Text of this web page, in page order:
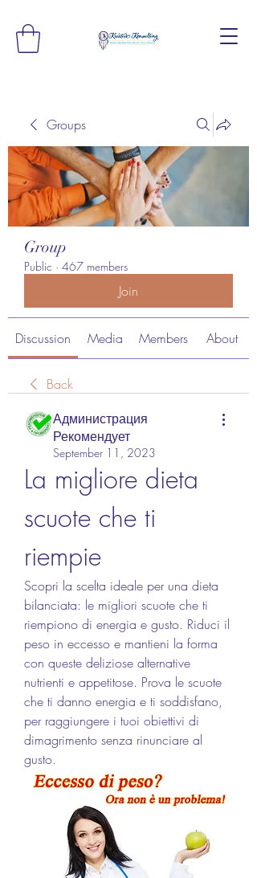
Groups
Group
Public · 467 members
Join
Discussion Media Members About
Back
Администрация
Рекомендует
September 11, 2023
La migliore dieta
scuote che ti
riempie
Scopri la scelta ideale per una dieta
bilanciata: le migliori scuote che ti
riempiono di energia e gusto. Riduci il
peso in eccesso e mantieni la forma
con queste deliziose alternative
nutrienti e appetitose. Prova le scuote
che ti danno energia e ti soddisfano,
per raggiungere i tuoi obiettivi di
dimagrimento senza rinunciare al
gusto.